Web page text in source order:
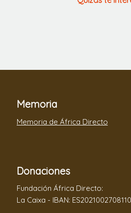
Memoria
Memoria de África Directo
Donaciones
Fundación África Directo:
La Caixa - IBAN: